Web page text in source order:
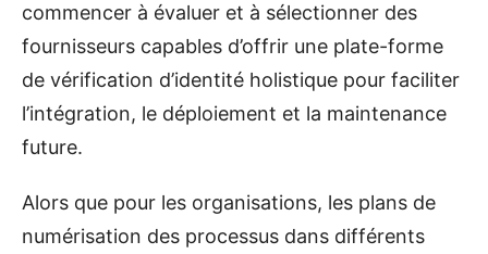
commencer à évaluer et à sélectionner des
fournisseurs capables d’offrir une plate-forme
de vérification d’identité holistique pour faciliter
l’intégration, le déploiement et la maintenance
future.
Alors que pour les organisations, les plans de
numérisation des processus dans différents